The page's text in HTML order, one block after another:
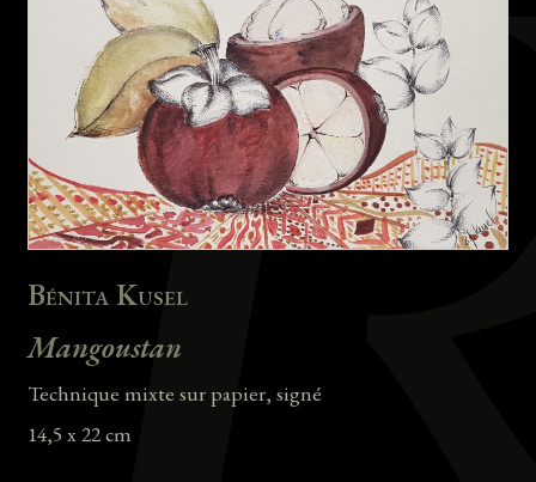
Bénita Kusel
Mangoustan
Technique mixte sur papier, signé
14,5 x 22 cm